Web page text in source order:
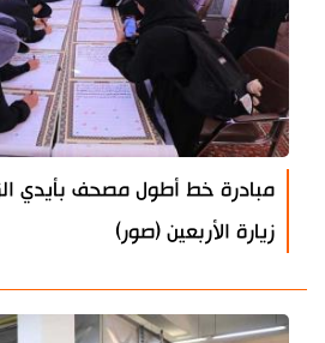
مبادرة خط أطول مصحف بأيدي
زيارة الأربعين (صور)